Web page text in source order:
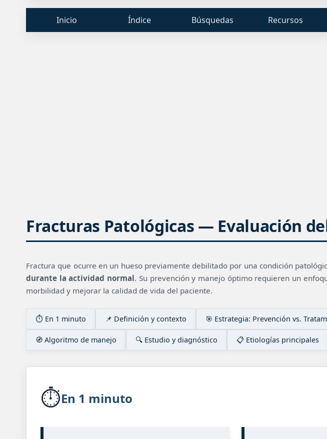
Inicio Índice Búsquedas Recursos
Fracturas Patológicas — Evaluación
Fractura que ocurre en un hueso previamente debilitado por una condición
durante la actividad normal. Su prevención y manejo óptimo requieren un
morbilidad y mejorar la calidad de vida del paciente.
⏱️ En 1 minuto 📌 Definición y contexto 🎯 Estrategia: Prevención vs.
🧭 Algoritmo de manejo 🔍 Estudio y diagnóstico 📋 Etiologías principales
⏱️En 1 minuto